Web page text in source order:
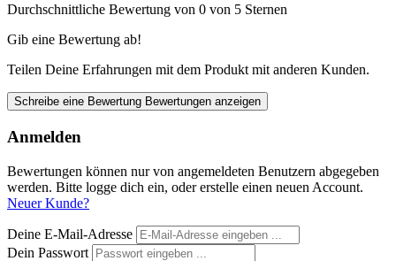
Durchschnittliche Bewertung von 0 von 5 Sternen
Gib eine Bewertung ab!
Teilen Deine Erfahrungen mit dem Produkt mit anderen Kunden.
Schreibe eine Bewertung Bewertungen anzeigen
Anmelden
Bewertungen können nur von angemeldeten Benutzern abgegeben
werden. Bitte logge dich ein, oder erstelle einen neuen Account.
Neuer Kunde?
Deine E-Mail-Adresse
Dein Passwort